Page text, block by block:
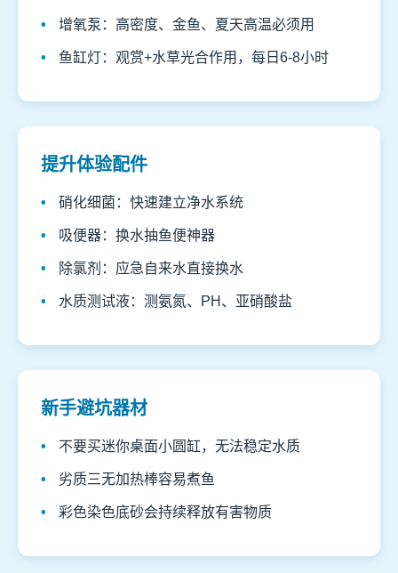
增氧泵：高密度、金鱼、夏天高温必须用
鱼缸灯：观赏+水草光合作用，每日6-8小时
提升体验配件
硝化细菌：快速建立净水系统
吸便器：换水抽鱼便神器
除氯剂：应急自来水直接换水
水质测试液：测氨氮、PH、亚硝酸盐
新手避坑器材
不要买迷你桌面小圆缸，无法稳定水质
劣质三无加热棒容易煮鱼
彩色染色底砂会持续释放有害物质